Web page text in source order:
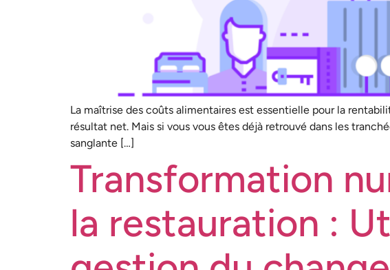
La maîtrise des coûts alimentaires est essentielle pour la
résultat net. Mais si vous vous êtes déjà retrouvé dans les
sanglante […]
Transformation
la restauration :